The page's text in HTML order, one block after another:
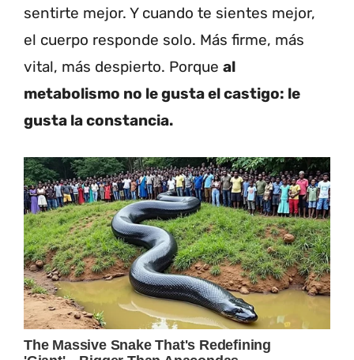
sentirte mejor. Y cuando te sientes mejor,
el cuerpo responde solo. Más firme, más
vital, más despierto. Porque al
metabolismo no le gusta el castigo: le
gusta la constancia.